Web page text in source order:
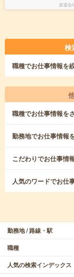
派遣会
検
職種でお仕事情報を
職種でお仕事情報を
勤務地でお仕事情報
こだわりでお仕事情
人気のワードでお仕
勤務地 / 路線・駅
職種
人気の検索インデックス